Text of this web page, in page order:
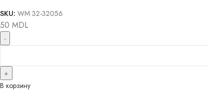
SKU: WM 32-32056
50 MDL
В корзину